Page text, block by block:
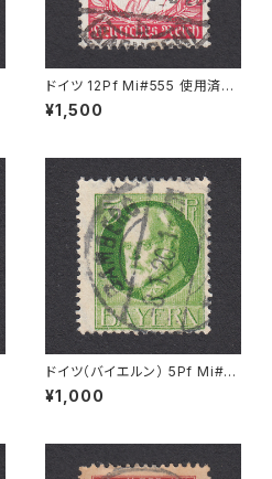
ドイツ 12Pf Mi#555 使用済み
切手｜FLÖHA 14.11.1934
¥1,500
ドイツ（バイエルン） 5Pf Mi#9
5 I 使用済み切手｜BAMBERG
8.1.1920
¥1,000